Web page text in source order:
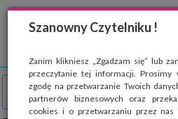
Szanowny Czytelniku !
Zanim klikniesz „Zgadzam się” lub
przeczytanie tej informacji. Prosimy
zgodę na przetwarzanie Twoich
partnerów biznesowych oraz
cookies i o przetwarzaniu przez nas
Strona wykorzystuje pliki cookies, które
Wyrażając zgodę na używanie 'cookies',
przeglądarki. Przejdź do
polityki cookies